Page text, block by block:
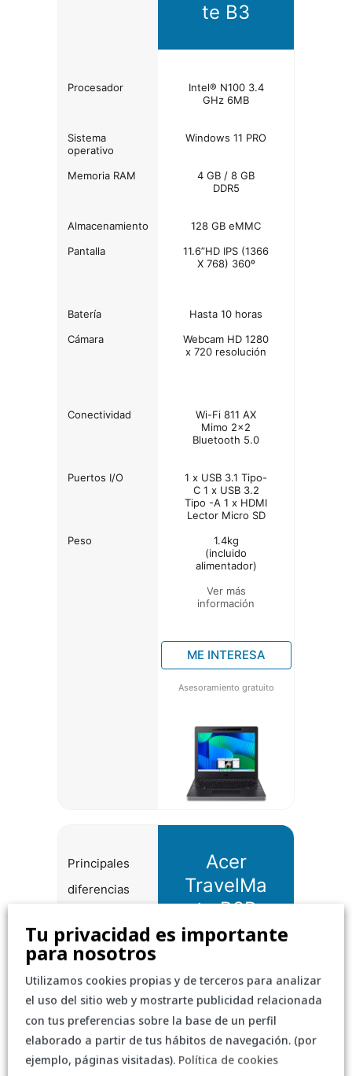
Procesador
Sistema
operativo
Memoria RAM
Almacenamiento
Pantalla
Batería
Cámara
Conectividad
Puertos I/O
Peso
te B3
Intel® N100 3.4
GHz 6MB
Windows 11 PRO
4 GB / 8 GB
DDR5
128 GB eMMC
11.6”HD IPS (1366
X 768) 360º
Hasta 10 horas
Webcam HD 1280
x 720 resolución
Wi-Fi 811 AX
Mimo 2x2
Bluetooth 5.0
1 x USB 3.1 Tipo-
C 1 x USB 3.2
Tipo -A 1 x HDMI
Lector Micro SD
1.4kg
(incluido
alimentador)
Ver más
información
ME INTERESA
Asesoramiento gratuito
Principales
diferencias
Procesador
Sistema
operativo
Acer
TravelMa
te B3R
Intel® N100 3.4
GHz 6MB
Windows 11 PRO
Tu privacidad es importante
para nosotros
Utilizamos cookies propias y de terceros para analizar
el uso del sitio web y mostrarte publicidad relacionada
con tus preferencias sobre la base de un perfil
elaborado a partir de tus hábitos de navegación. (por
ejemplo, páginas visitadas). Política de cookies